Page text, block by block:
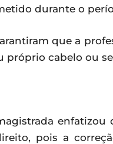
durante o
que a
próprio cabelo ou
pois a